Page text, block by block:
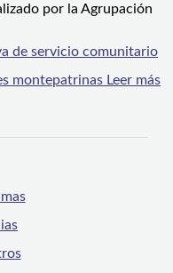
por la Agrupación
de servicio comunitario
montepatrinas Leer más